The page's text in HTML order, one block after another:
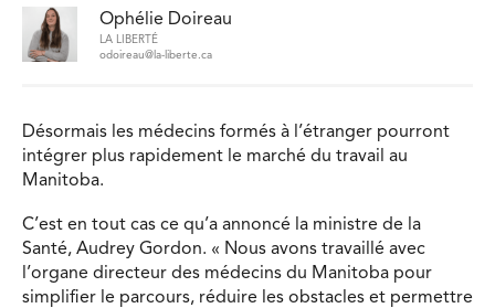
Ophélie Doireau
LA LIBERTÉ
odoireau@la-liberte.ca
Désormais les médecins formés à l’étranger pourront
intégrer plus rapidement le marché du travail au
Manitoba.
C’est en tout cas ce qu’a annoncé la ministre de la
Santé, Audrey Gordon. « Nous avons travaillé avec
l’organe directeur des médecins du Manitoba pour
simplifier le parcours, réduire les obstacles et permettre